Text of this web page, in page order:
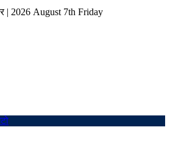
| 2026 August 7th Friday